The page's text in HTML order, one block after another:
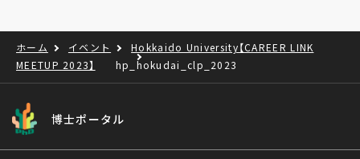
ホーム イベント
Hokkaido University【CAREER LINK
MEETUP 2023】
hp_hokudai_clp_2023
博士ポータル